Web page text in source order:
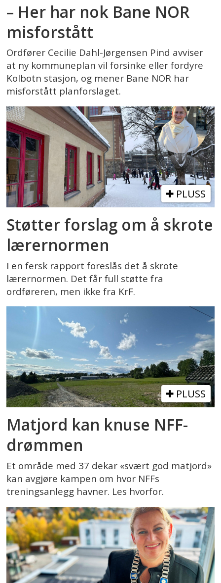
– Her har nok Bane NOR
misforstått
Ordfører Cecilie Dahl-Jørgensen Pind avviser
at ny kommuneplan vil forsinke eller fordyre
Kolbotn stasjon, og mener Bane NOR har
misforstått planforslaget.
PLUSS
Støtter forslag om å skrote
lærernormen
I en fersk rapport foreslås det å skrote
lærernormen. Det får full støtte fra
ordføreren, men ikke fra KrF.
PLUSS
Matjord kan knuse NFF-
drømmen
Et område med 37 dekar «svært god matjord»
kan avgjøre kampen om hvor NFFs
treningsanlegg havner. Les hvorfor.